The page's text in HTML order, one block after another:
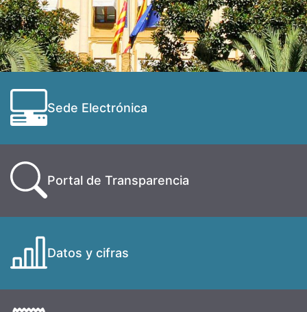
Sede Electrónica
Portal de Transparencia
Datos y cifras